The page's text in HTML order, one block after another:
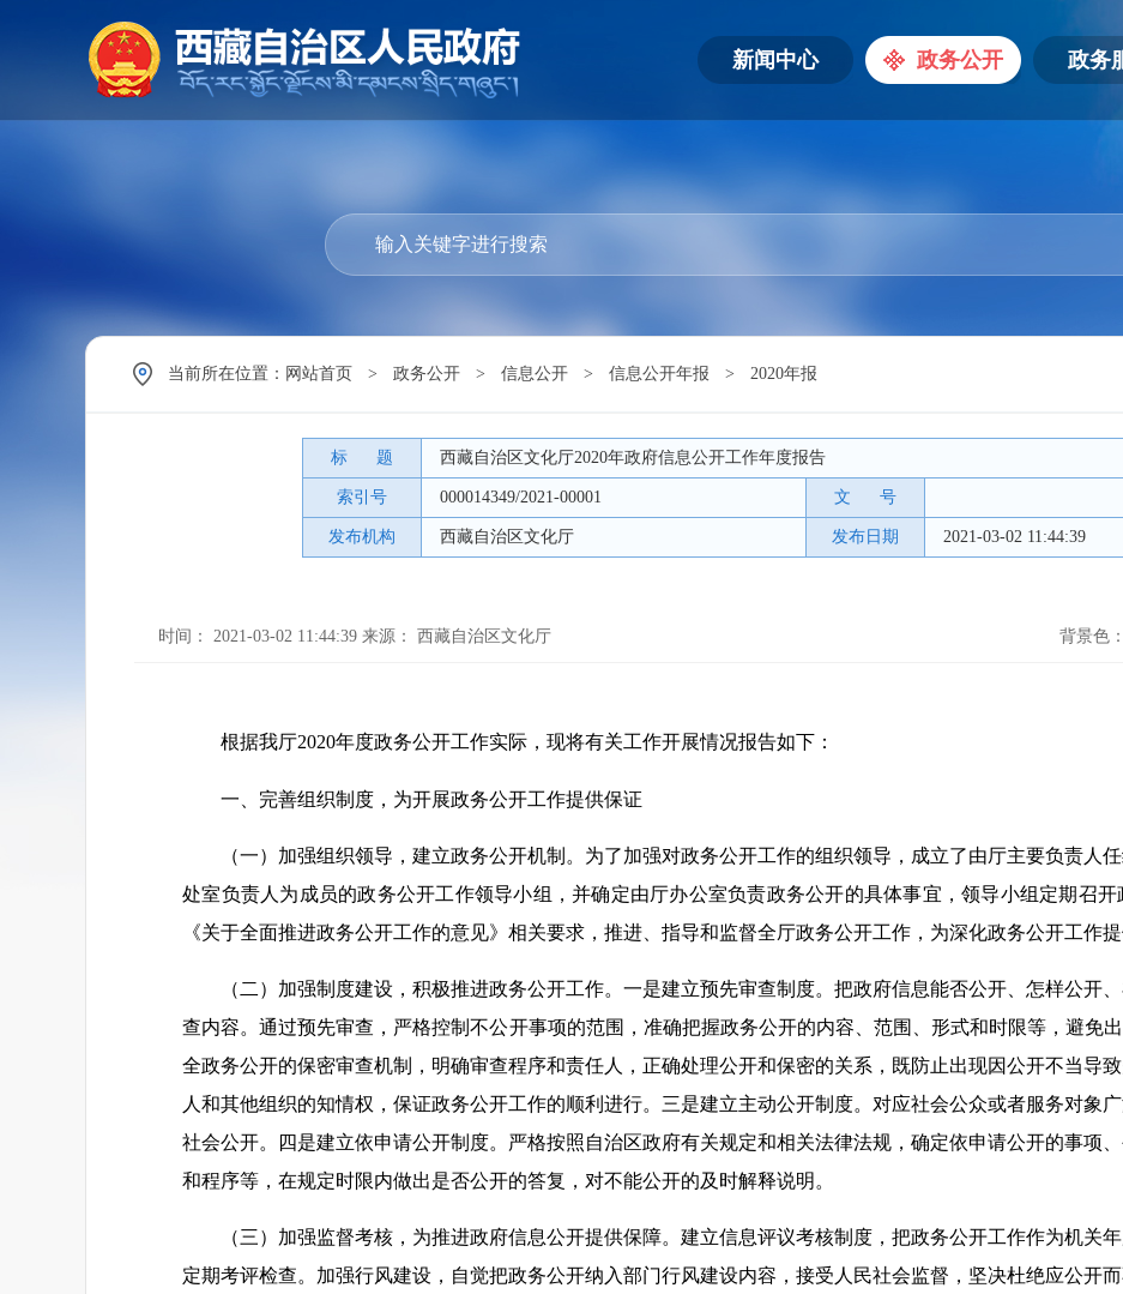
新闻中心 政务公开 政务
当前所在位置： 网站首页 > 政务公开 > 信息公开 > 信息公开年报 > 2020年报
标 题 西藏自治区文化厅2020年政府信息公开工作年度报告
索引号 000014349/2021-00001 文 号
发布机构 西藏自治区文化厅 发布日期 2021-03-02 11:44:39
时间： 2021-03-02 11:44:39 来源： 西藏自治区文化厅 背景色：
根据我厅2020年度政务公开工作实际，现将有关工作开展情况报告如下：
一、完善组织制度，为开展政务公开工作提供保证
（一）加强组织领导，建立政务公开机制。为了加强对政务公开工作的组织领导，成立了由厅主要负责人
处室负责人为成员的政务公开工作领导小组，并确定由厅办公室负责政务公开的具体事宜，领导小组定期召
《关于全面推进政务公开工作的意见》相关要求，推进、指导和监督全厅政务公开工作，为深化政务公开工作提
（二）加强制度建设，积极推进政务公开工作。一是建立预先审查制度。把政府信息能否公开、怎样公开
查内容。通过预先审查，严格控制不公开事项的范围，准确把握政务公开的内容、范围、形式和时限等，避免
全政务公开的保密审查机制，明确审查程序和责任人，正确处理公开和保密的关系，既防止出现因公开不当导
人和其他组织的知情权，保证政务公开工作的顺利进行。三是建立主动公开制度。对应社会公众或者服务对象
社会公开。四是建立依申请公开制度。严格按照自治区政府有关规定和相关法律法规，确定依申请公开的事项
和程序等，在规定时限内做出是否公开的答复，对不能公开的及时解释说明。
（三）加强监督考核，为推进政府信息公开提供保障。建立信息评议考核制度，把政务公开工作作为机关
定期考评检查。加强行风建设，自觉把政务公开纳入部门行风建设内容，接受人民社会监督，坚决杜绝应公开